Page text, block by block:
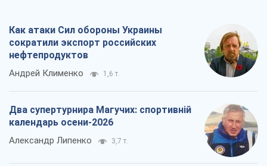
Как атаки Сил обороны Украины
сократили экспорт российских
нефтепродуктов
Андрей Клименко 1,6 т.
Два супертурнира Магучих: спортивній
календарь осени-2026
Александр Липенко 3,7 т.